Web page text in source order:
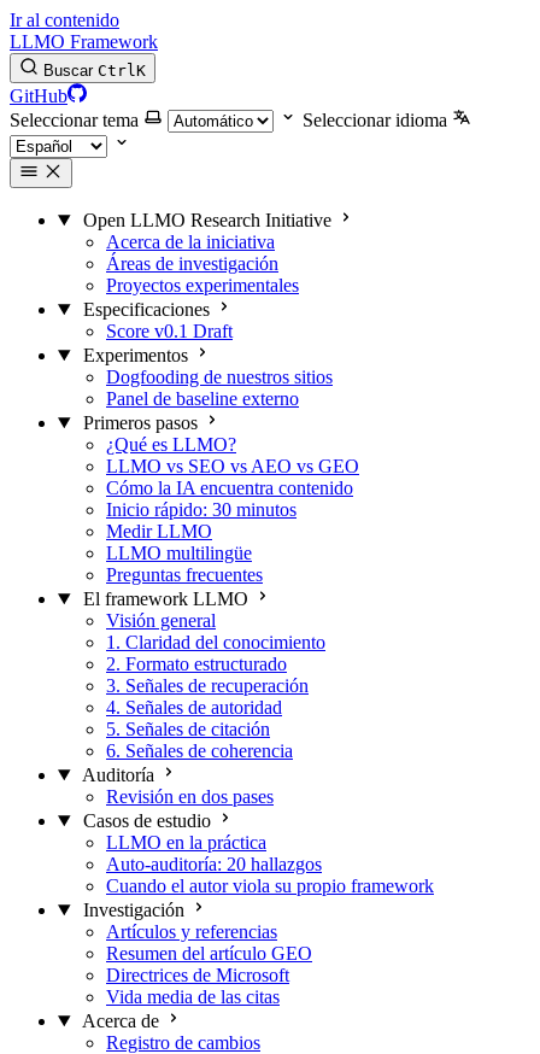
Ir al contenido
LLMO Framework
Buscar CtrlK
GitHub
Seleccionar tema
Seleccionar idioma
Open LLMO Research Initiative
Acerca de la iniciativa
Áreas de investigación
Proyectos experimentales
Especificaciones
Score v0.1 Draft
Experimentos
Dogfooding de nuestros sitios
Panel de baseline externo
Primeros pasos
¿Qué es LLMO?
LLMO vs SEO vs AEO vs GEO
Cómo la IA encuentra contenido
Inicio rápido: 30 minutos
Medir LLMO
LLMO multilingüe
Preguntas frecuentes
El framework LLMO
Visión general
1. Claridad del conocimiento
2. Formato estructurado
3. Señales de recuperación
4. Señales de autoridad
5. Señales de citación
6. Señales de coherencia
Auditoría
Revisión en dos pases
Casos de estudio
LLMO en la práctica
Auto-auditoría: 20 hallazgos
Cuando el autor viola su propio framework
Investigación
Artículos y referencias
Resumen del artículo GEO
Directrices de Microsoft
Vida media de las citas
Acerca de
Registro de cambios